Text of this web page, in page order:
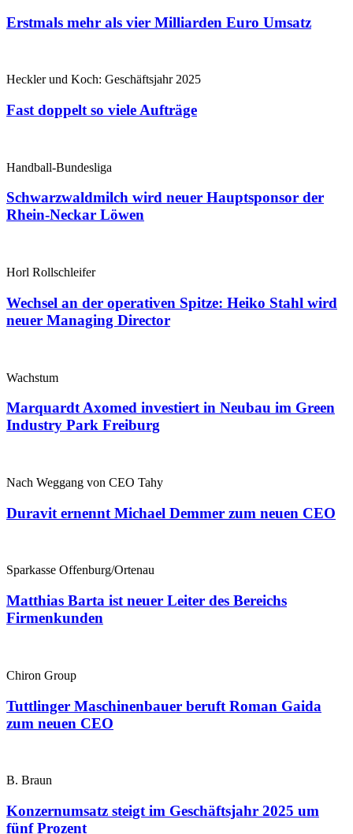
Erstmals mehr als vier Milliarden Euro Umsatz
Heckler und Koch: Geschäftsjahr 2025
Fast doppelt so viele Aufträge
Handball-Bundesliga
Schwarzwaldmilch wird neuer Hauptsponsor der
Rhein-Neckar Löwen
Horl Rollschleifer
Wechsel an der operativen Spitze: Heiko Stahl wird
neuer Managing Director
Wachstum
Marquardt Axomed investiert in Neubau im Green
Industry Park Freiburg
Nach Weggang von CEO Tahy
Duravit ernennt Michael Demmer zum neuen CEO
Sparkasse Offenburg/Ortenau
Matthias Barta ist neuer Leiter des Bereichs
Firmenkunden
Chiron Group
Tuttlinger Maschinenbauer beruft Roman Gaida
zum neuen CEO
B. Braun
Konzernumsatz steigt im Geschäftsjahr 2025 um
fünf Prozent